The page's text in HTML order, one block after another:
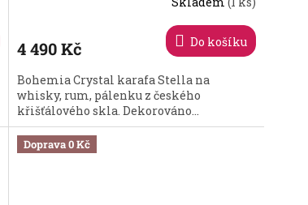
je
z
5
hvězdiček.
4 490 Kč Do košíku
Bohemia Crystal karafa Stella na
whisky, rum, pálenku z českého
křišťálového skla. Dekorováno...
Doprava 0 Kč